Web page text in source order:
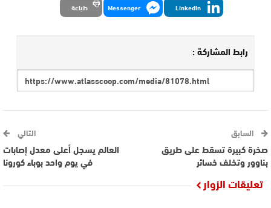
LinkedIn
Messenger طباعة
رابط المشاركة :
السابق
صخرة كبيرة تسقط على طريق
بناوور وتخلف خسائر
التالي
العالم يسجل أعلى معدل إصابات
في يوم واحد بوباء كورونا
تعليقات الزوار